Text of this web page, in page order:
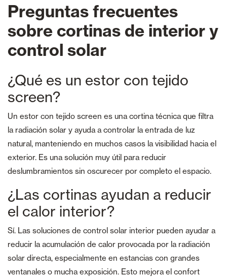
Preguntas frecuentes
sobre cortinas de interior y
control solar
¿Qué es un estor con tejido
screen?
Un estor con tejido screen es una cortina técnica que filtra
la radiación solar y ayuda a controlar la entrada de luz
natural, manteniendo en muchos casos la visibilidad hacia el
exterior. Es una solución muy útil para reducir
deslumbramientos sin oscurecer por completo el espacio.
¿Las cortinas ayudan a reducir
el calor interior?
Sí. Las soluciones de control solar interior pueden ayudar a
reducir la acumulación de calor provocada por la radiación
solar directa, especialmente en estancias con grandes
ventanales o mucha exposición. Esto mejora el confort